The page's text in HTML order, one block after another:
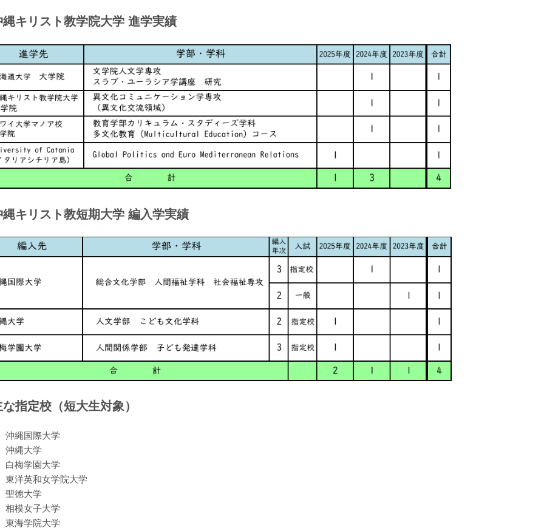
縄キリスト教学院大学 進学実績
縄キリスト教短期大学 編入学実績
な指定校（短大生対象）
沖縄国際大学
沖縄大学
白梅学園大学
東洋英和女学院大学
聖徳大学
相模女子大学
東海学院大学